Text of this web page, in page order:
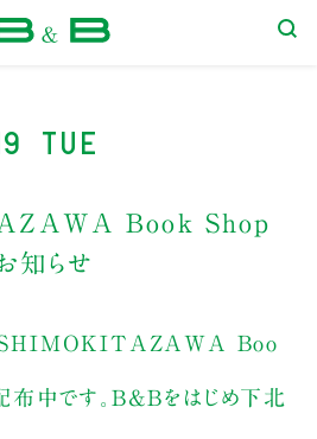
Tue
Book Shop
知らせ
SHIMOKITAZAWA Boo
中です。B&Bをはじめ下北